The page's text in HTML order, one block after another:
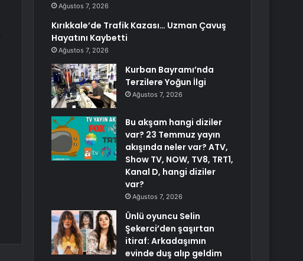
Ağustos 7, 2026
Kırıkkale’de Trafik Kazası… Uzman Çavuş
Hayatını Kaybetti
Ağustos 7, 2026
Kurban Bayramı’nda
Terzilere Yoğun İlgi
Ağustos 7, 2026
Bu akşam hangi diziler
var? 23 Temmuz yayın
akışında neler var? ATV,
Show TV, NOW, TV8, TRT1,
Kanal D, hangi diziler
var?
Ağustos 7, 2026
Ünlü oyuncu Selin
Şekerci’den şaşırtan
itiraf: Arkadaşımın
evinde duş alıp geldim